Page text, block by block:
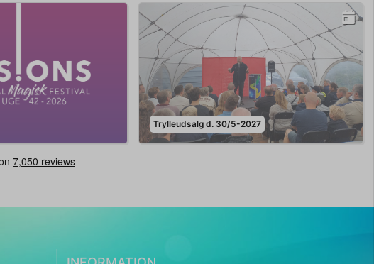
Trylleudsalg d. 30/5-2027